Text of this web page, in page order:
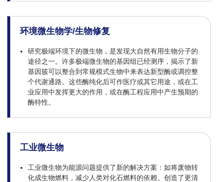
环境微生物学/生物修复
研究极端环境下的微生物，是发现大自然有用生物分子的
途径之一。许多极端微生物的基因组已经测序，揭示了新
基因簇可以整合到常规模式生物中来表达新型酶或调控整
个代谢通路。这些酶纯化后可作医疗或其它用途，或在工
业应用中发挥更大的作用，或在酶工程应用中产生预期的
酶特性。
工业微生物
工业微生物为能源问题提供了新的解决方案：如将废物转
化成生物燃料，减少人类对化石燃料的依赖。创造了更清